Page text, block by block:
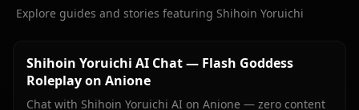
Explore guides and stories featuring Shihoin Yoruichi
Shihoin Yoruichi AI Chat — Flash Goddess
Roleplay on Anione
Chat with Shihoin Yoruichi AI on Anione — zero content